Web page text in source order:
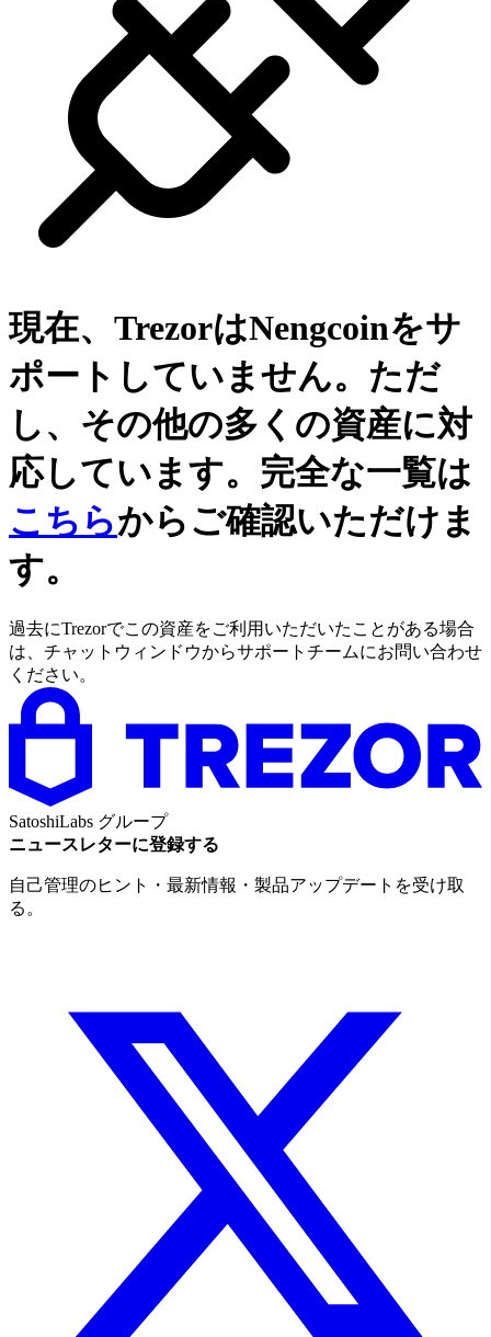
現在、TrezorはNengcoinをサ
ポートしていません。ただ
し、その他の多くの資産に対
応しています。完全な一覧は
こちらからご確認いただけま
す。
過去にTrezorでこの資産をご利用いただいたことがある場合
は、チャットウィンドウからサポートチームにお問い合わせ
ください。
SatoshiLabs グループ
ニュースレターに登録する
自己管理のヒント・最新情報・製品アップデートを受け取
る。